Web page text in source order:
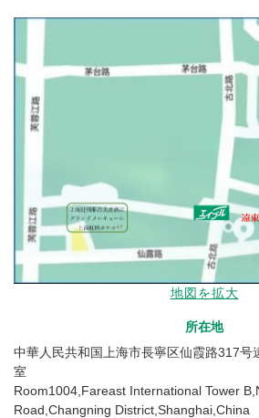
地図を拡大
所在地
中華人民共和国上海市長寧区仙霞路317号
室
Room1004,Fareast International Tower
Road,Changning District,Shanghai,China